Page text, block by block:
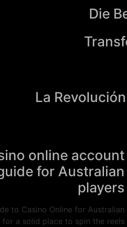
Die
La
online account
for Australian
players
to Casino Online for Australian
for a solid place to spin the reels